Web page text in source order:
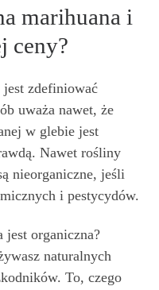
marihuana i
ceny?
jest zdefiniować
uważa nawet, że
w glebie jest
Nawet rośliny
nieorganiczne, jeśli
i pestycydów.
jest organiczna?
naturalnych
To, czego